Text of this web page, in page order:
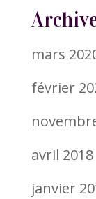
mars
février
avril 2018
janvier